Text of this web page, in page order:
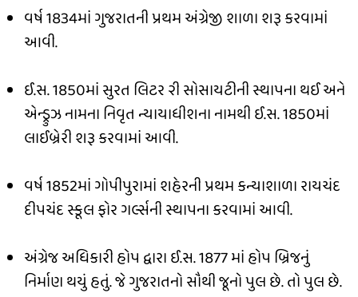
વર્ષ 1834માં ગુજરાતની પ્રથમ અંગ્રેજી શાળા શરૂ કરવામાં
આવી.
ઈ.સ. 1850માં સુરત લિટર ૨ી સોસાયટીની સ્થાપના થઈ અને
એન્ડ્રુઝ નામના નિવૃત ન્યાયાધીશના નામથી ઈ.સ. 1850માં
લાઈબ્રેરી શરૂ કરવામાં આવી.
વર્ષ 1852માં ગોપીપુરામાં શહેરની પ્રથમ કન્યાશાળા રાયચંદ
દીપચંદ સ્કૂલ ફોર ગર્લ્સની સ્થાપના કરવામાં આવી.
અંગ્રેજ અધિકારી હોપ દ્વારા ઈ.સ. 1877 માં હોપ બ્રિજનું
નિર્માણ થયું હતું. જે ગુજરાતનો સૌથી જૂનો પુલ છે. તો પુલ છે.